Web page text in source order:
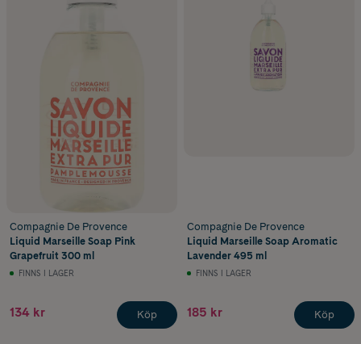
Compagnie De Provence
Liquid Marseille Soap Pink
Grapefruit 300 ml
FINNS I LAGER
134 kr Köp
Compagnie De Provence
Liquid Marseille Soap Aromatic
Lavender 495 ml
FINNS I LAGER
185 kr Köp